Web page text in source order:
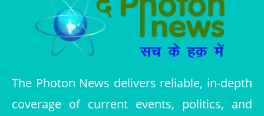
The Photon News delivers reliable, in-depth
coverage of current events, politics, and